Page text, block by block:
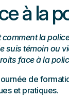
à la
la
suis témoin ou
face à la
de
et pratiques.